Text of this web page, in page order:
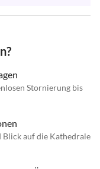
Stornierung bis
auf die Kathedrale